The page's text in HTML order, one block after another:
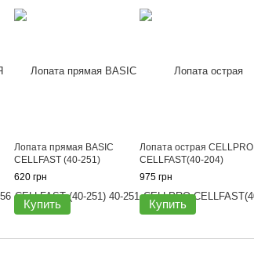
Лопата прямая BASIC
CELLFAST (40-251)
620 грн
Купить
Лопата острая CELLPRO
CELLFAST(40-204)
975 грн
Купить